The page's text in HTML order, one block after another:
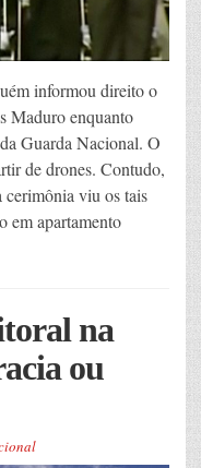
informou direito o
Maduro enquanto
Guarda Nacional. O
de drones. Contudo,
cerimônia viu os tais
em apartamento
na
ou